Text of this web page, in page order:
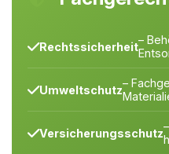
Rechtssicherheit–
Umweltschutz–
Versicherungsschutz